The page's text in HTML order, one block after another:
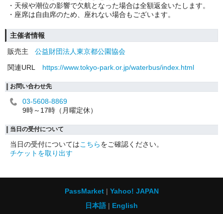
・天候や潮位の影響で欠航となった場合は全額返金いたします。
・座席は自由席のため、座れない場合もございます。
主催者情報
販売主
公益財団法人東京都公園協会
関連URL
https://www.tokyo-park.or.jp/waterbus/index.html
お問い合わせ先
03-5608-8869
9時～17時（月曜定休）
当日の受付について
当日の受付についてはこちらをご確認ください。
チケットを取り出す
PassMarket
Yahoo! JAPAN
日本語
English